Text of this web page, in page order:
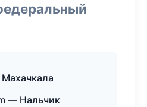
— Нальчик